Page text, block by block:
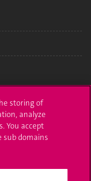
storing of
analyze
You accept
sub domains